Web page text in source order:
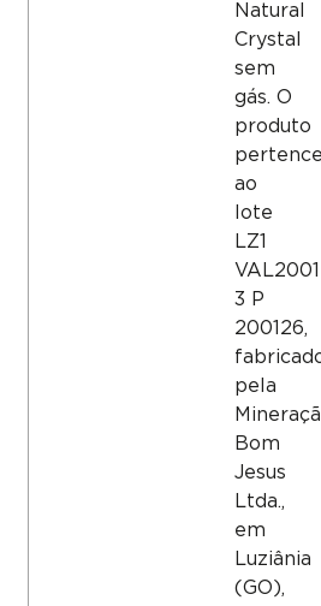
Natural
Crystal
sem
gás. O
produto
ao
lote
LZ1
3 P
200126,
pela
Bom
Jesus
Ltda.,
em
Luziânia
(GO),